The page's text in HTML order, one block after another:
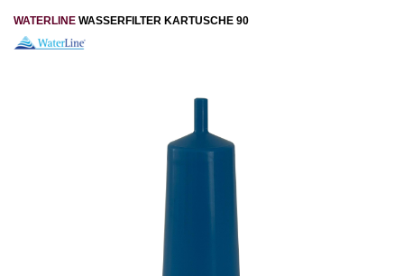
WATERLINE WASSERFILTER KARTUSCHE 90